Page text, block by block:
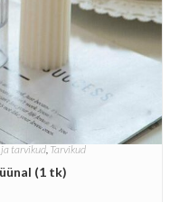
tarvikud, Tarvikud
(1 tk)